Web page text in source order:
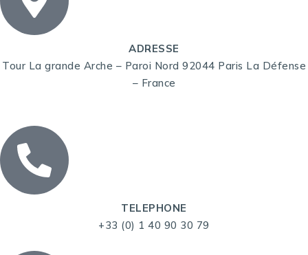
ADRESSE
Tour La grande Arche – Paroi Nord 92044 Paris La Défense
– France
TELEPHONE
+33 (0) 1 40 90 30 79